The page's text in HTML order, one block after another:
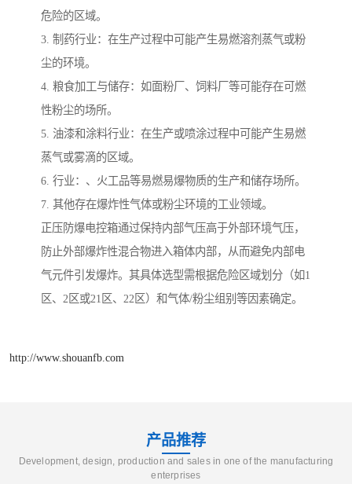
危险的区域。
3. 制药行业：在生产过程中可能产生易燃溶剂蒸气或粉
尘的环境。
4. 粮食加工与储存：如面粉厂、饲料厂等可能存在可燃
性粉尘的场所。
5. 油漆和涂料行业：在生产或喷涂过程中可能产生易燃
蒸气或雾滴的区域。
6. 行业：、火工品等易燃易爆物质的生产和储存场所。
7. 其他存在爆炸性气体或粉尘环境的工业领域。
正压防爆电控箱通过保持内部气压高于外部环境气压，
防止外部爆炸性混合物进入箱体内部，从而避免内部电
气元件引发爆炸。其具体选型需根据危险区域划分（如1
区、2区或21区、22区）和气体/粉尘组别等因素确定。
http://www.shouanfb.com
产品推荐
Development, design, production and sales in one of the manufacturing
enterprises